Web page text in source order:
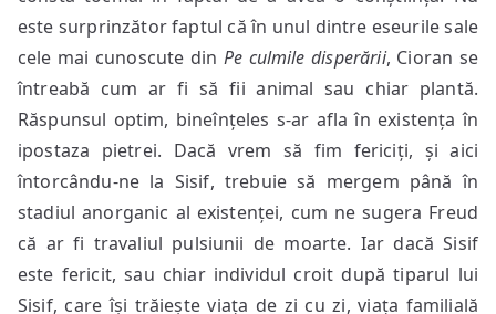
este surprinzător faptul că în unul dintre eseurile sale
cele mai cunoscute din Pe culmile disperării, Cioran se
întreabă cum ar fi să fii animal sau chiar plantă.
Răspunsul optim, bineînțeles s-ar afla în existența în
ipostaza pietrei. Dacă vrem să fim fericiți, și aici
întorcându-ne la Sisif, trebuie să mergem până în
stadiul anorganic al existenței, cum ne sugera Freud
că ar fi travaliul pulsiunii de moarte. Iar dacă Sisif
este fericit, sau chiar individul croit după tiparul lui
Sisif, care își trăiește viața de zi cu zi, viața familială